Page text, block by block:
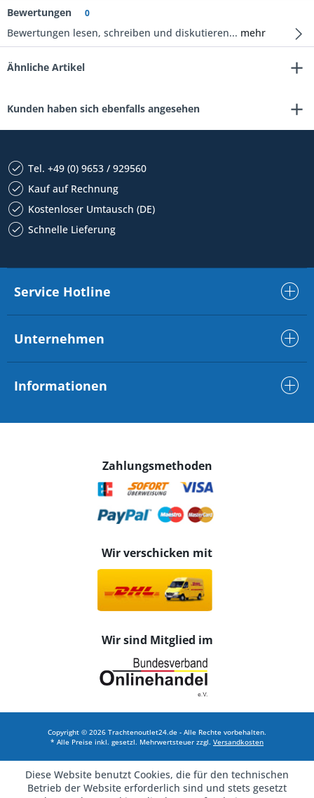
Bewertungen 0
Bewertungen lesen, schreiben und diskutieren... mehr
Ähnliche Artikel
Kunden haben sich ebenfalls angesehen
Tel. +49 (0) 9653 / 929560
Kauf auf Rechnung
Kostenloser Umtausch (DE)
Schnelle Lieferung
Service Hotline
Unternehmen
Informationen
Zahlungsmethoden
Wir verschicken mit
Wir sind Mitglied im
Copyright © 2026 Trachtenoutlet24.de - Alle Rechte vorbehalten.
* Alle Preise inkl. gesetzl. Mehrwertsteuer zzgl. Versandkosten
Diese Website benutzt Cookies, die für den technischen
Betrieb der Website erforderlich sind und stets gesetzt